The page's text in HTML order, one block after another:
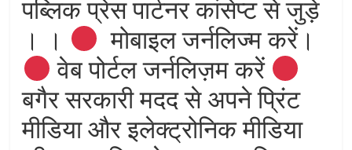
पब्लिक प्रेस पार्टनर कांसेप्ट से जुड़े
। ।
मोबाइल जर्नलिज्म करें।
वेब पोर्टल जर्नलिज़म करें
बगैर सरकारी मदद से अपने प्रिंट
मीडिया और इलेक्ट्रोनिक मीडिया